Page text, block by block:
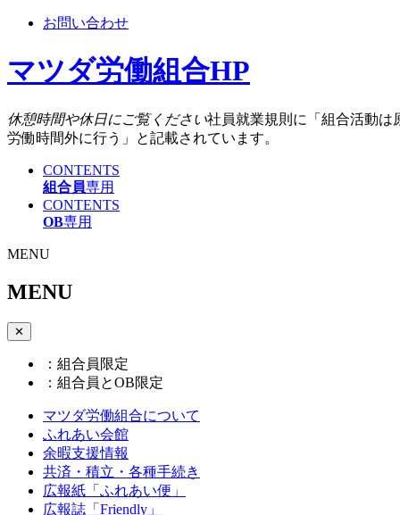
お問い合わせ
マツダ労働組合HP
休憩時間や休日にご覧ください社員就業規則に「組合活動は
労働時間外に行う」と記載されています。
CONTENTS
組合員専用
CONTENTS
OB専用
MENU
MENU
✕
：組合員限定
：組合員とOB限定
マツダ労働組合について
ふれあい会館
余暇支援情報
共済・積立・各種手続き
広報紙「ふれあい便」
広報誌「Friendly」